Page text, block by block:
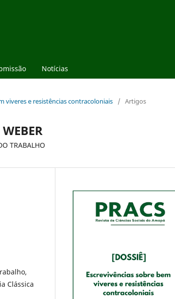
Notícias
viveres e resistências contracoloniais / Artigos
TRABALHO
Clássica